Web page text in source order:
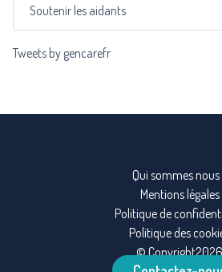
Soutenir les aidants
Tweets by gencarefr
Qui sommes nous
Mentions légales
Politique de
Politique des
© Copyright2026